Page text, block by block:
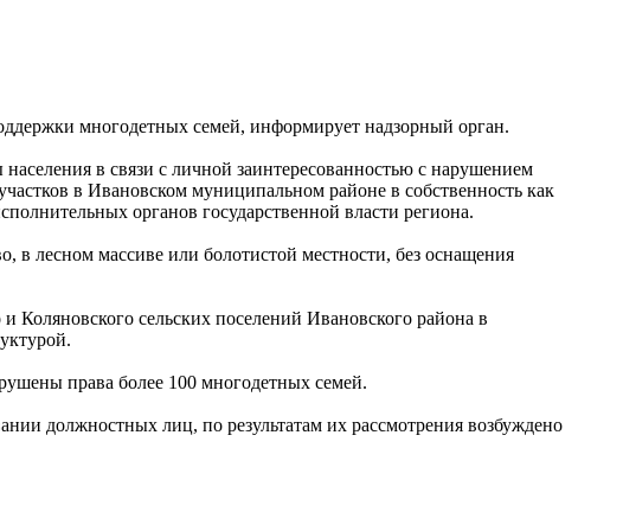
многодетных семей, информирует надзорный орган.
в связи с личной заинтересованностью с нарушением
в Ивановском муниципальном районе в собственность как
органов государственной власти региона.
в лесном массиве или болотистой местности, без оснащения
сельских поселений Ивановского района в
права более 100 многодетных семей.
должностных лиц, по результатам их рассмотрения возбуждено